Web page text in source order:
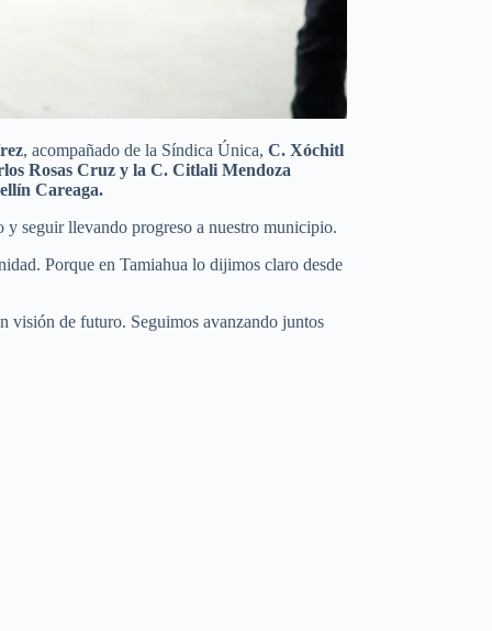
, acompañado de la Síndica Única, C. Xóchitl
Rosas Cruz y la C. Citlali Mendoza
Careaga.
y seguir llevando progreso a nuestro municipio.
Porque en Tamiahua lo dijimos claro desde
visión de futuro. Seguimos avanzando juntos